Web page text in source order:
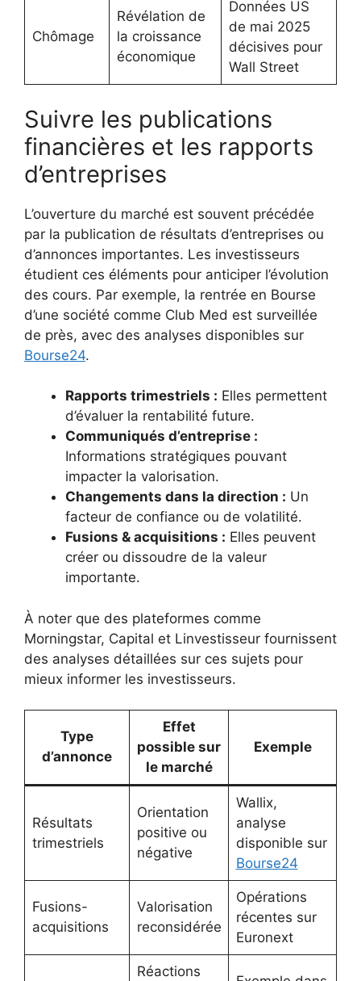
Chômage
Révélation de
la croissance
économique
Données US
de mai 2025
décisives pour
Wall Street
Suivre les publications
financières et les rapports
d’entreprises
L’ouverture du marché est souvent précédée
par la publication de résultats d’entreprises ou
d’annonces importantes. Les investisseurs
étudient ces éléments pour anticiper l’évolution
des cours. Par exemple, la rentrée en Bourse
d’une société comme Club Med est surveillée
de près, avec des analyses disponibles sur
Bourse24.
Rapports trimestriels : Elles permettent
d’évaluer la rentabilité future.
Communiqués d’entreprise :
Informations stratégiques pouvant
impacter la valorisation.
Changements dans la direction : Un
facteur de confiance ou de volatilité.
Fusions & acquisitions : Elles peuvent
créer ou dissoudre de la valeur
importante.
À noter que des plateformes comme
Morningstar, Capital et Linvestisseur fournissent
des analyses détaillées sur ces sujets pour
mieux informer les investisseurs.
Type
d’annonce
Effet
possible sur
le marché
Exemple
Résultats
trimestriels
Orientation
positive ou
négative
Wallix,
analyse
disponible sur
Bourse24
Fusions-
acquisitions
Valorisation
reconsidérée
Opérations
récentes sur
Euronext
Réactions